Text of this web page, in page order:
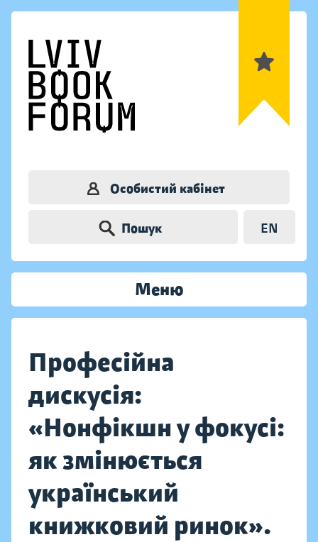
Особистий кабінет
Пошук EN
Меню
Професійна
дискусія:
«Нонфікшн у фокусі:
як змінюється
український
книжковий ринок».